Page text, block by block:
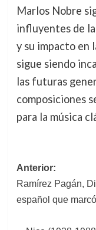
Marlos Nobre
influyentes de
y su impacto en
sigue siendo
las futuras
composiciones
para la música
de
Anterior:
Ramírez Pagán,
español que